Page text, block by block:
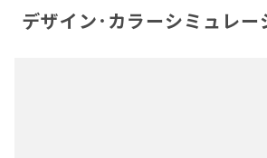
デザイン･カラーシミュレー